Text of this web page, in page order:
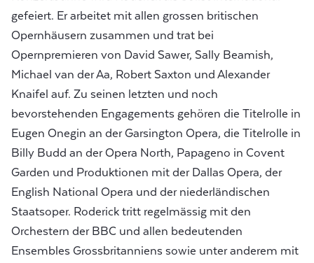
gefeiert. Er arbeitet mit allen grossen britischen
Opernhäusern zusammen und trat bei
Opernpremieren von David Sawer, Sally Beamish,
Michael van der Aa, Robert Saxton und Alexander
Knaifel auf. Zu seinen letzten und noch
bevorstehenden Engagements gehören die Titelrolle in
Eugen Onegin an der Garsington Opera, die Titelrolle in
Billy Budd an der Opera North, Papageno in Covent
Garden und Produktionen mit der Dallas Opera, der
English National Opera und der niederländischen
Staatsoper. Roderick tritt regelmässig mit den
Orchestern der BBC und allen bedeutenden
Ensembles Grossbritanniens sowie unter anderem mit